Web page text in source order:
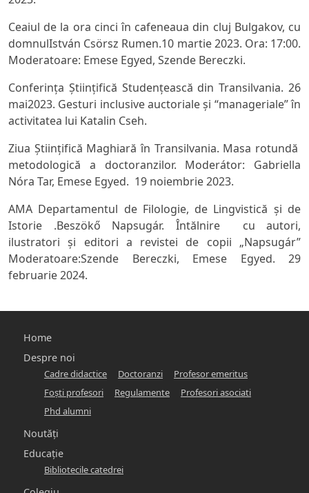
Ceaiul de la ora cinci în cafeneaua din cluj Bulgakov, cu
domnulIstván Csörsz Rumen.10 martie 2023. Ora: 17:00.
Moderatoare: Emese Egyed, Szende Bereczki.
Conferinţa Ştiinţifică Studenţească din Transilvania. 26
mai2023. Gesturi inclusive auctoriale şi “manageriale” în
activitatea lui Katalin Cseh.
Ziua Ştiinţifică Maghiară în Transilvania. Masa rotundă
metodologică a doctoranzilor. Moderátor: Gabriella
Nóra Tar, Emese Egyed. 19 noiembrie 2023.
AMA Departamentul de Filologie, de Lingvistică şi de
Istorie .Beszökő Napsugár. Întălnire cu autori,
ilustratori şi editori a revistei de copii „Napsugár”
Moderatoare:Szende Bereczki, Emese Egyed. 29
februarie 2024.
Főmenü
-
hunlit
Home
Despre noi
Cadre didactice Doctoranzi
Profesor emeritus
Foşti profesori
Regulamente
Profesori asociati
Phd alumni
Noutăți
Educație
Bibliotecile catedrei